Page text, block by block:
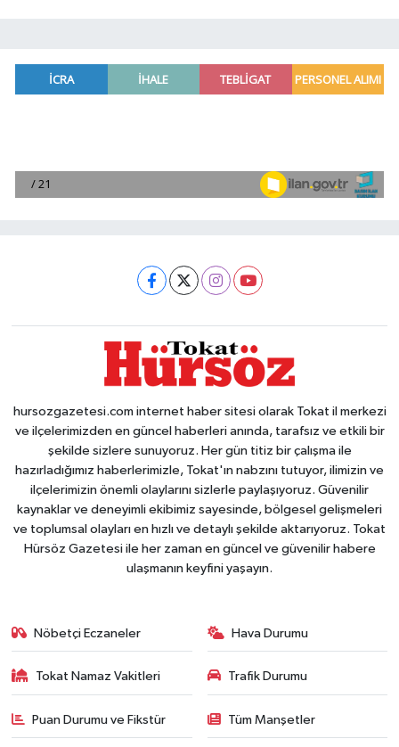
hursozgazetesi.com internet haber sitesi olarak Tokat il merkezi
ve ilçelerimizden en güncel haberleri anında, tarafsız ve etkili bir
şekilde sizlere sunuyoruz. Her gün titiz bir çalışma ile
hazırladığımız haberlerimizle, Tokat'ın nabzını tutuyor, ilimizin ve
ilçelerimizin önemli olaylarını sizlerle paylaşıyoruz. Güvenilir
kaynaklar ve deneyimli ekibimiz sayesinde, bölgesel gelişmeleri
ve toplumsal olayları en hızlı ve detaylı şekilde aktarıyoruz. Tokat
Hürsöz Gazetesi ile her zaman en güncel ve güvenilir habere
ulaşmanın keyfini yaşayın.
Nöbetçi Eczaneler Hava Durumu
Tokat Namaz Vakitleri Trafik Durumu
Puan Durumu ve Fikstür Tüm Manşetler